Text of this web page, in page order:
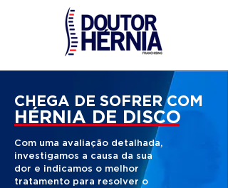
CHEGA DE SOFRER COM
HÉRNIA DE DISCO
Com uma avaliação detalhada,
investigamos a causa da sua
dor e indicamos o melhor
tratamento para resolver o